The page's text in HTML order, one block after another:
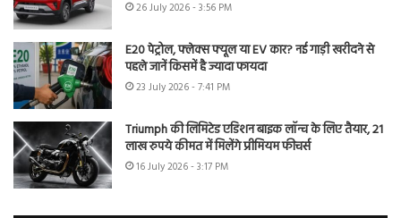
26 July 2026 - 3:56 PM
E20 पेट्रोल, फ्लेक्स फ्यूल या EV कार? नई गाड़ी खरीदने से
पहले जानें किसमें है ज्यादा फायदा
23 July 2026 - 7:41 PM
Triumph की लिमिटेड एडिशन बाइक लॉन्च के लिए तैयार, 21
लाख रुपये कीमत में मिलेंगे प्रीमियम फीचर्स
16 July 2026 - 3:17 PM